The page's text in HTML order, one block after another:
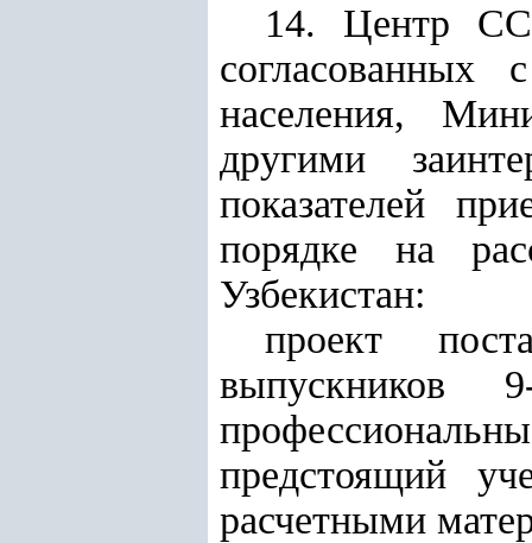
14. Центр
населения,
другими
показателей
порядке на
Узбекистан:
проект
выпускников
предстоящий
расчетными